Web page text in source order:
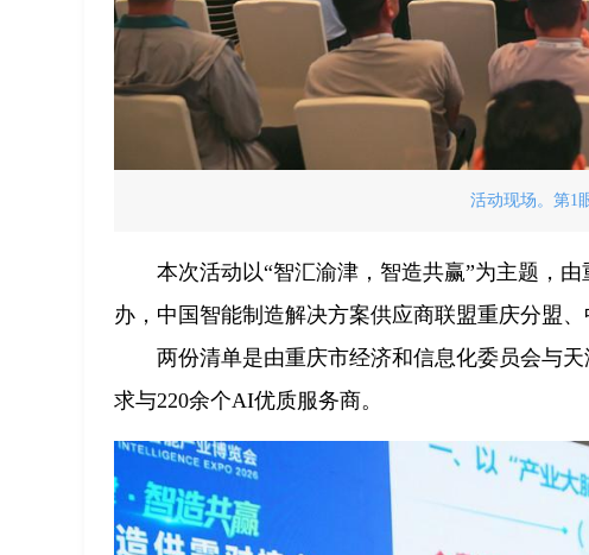
活动现场。第1
本次活动以“智汇渝津，智造共赢”为主题，
办，中国智能制造解决方案供应商联盟重庆分盟
两份清单是由重庆市经济和信息化委员会与
求与220余个AI优质服务商。